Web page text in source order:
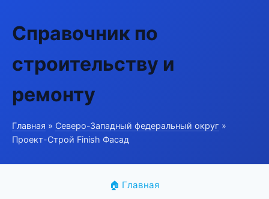
Справочник по
строительству и
ремонту
Главная » Северо-Западный федеральный округ »
Проект-Строй Finish Фасад
🏠 Главная